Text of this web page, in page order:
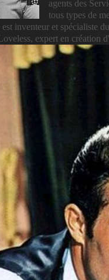
agents des
tous types de
inventeur et spécialiste
expert en création